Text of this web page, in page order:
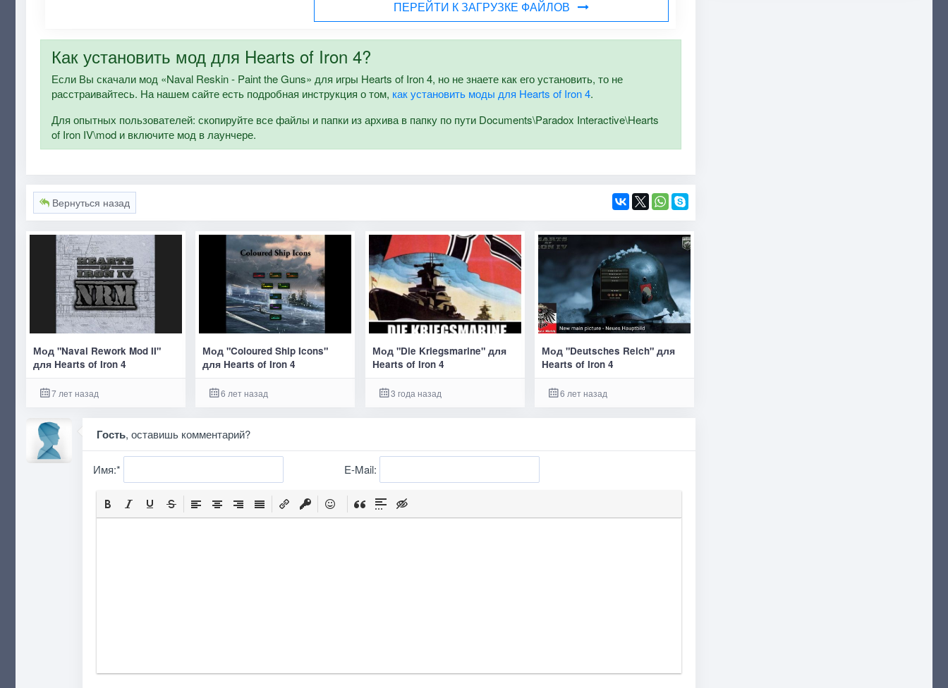
ПЕРЕЙТИ К ЗАГРУЗКЕ ФАЙЛОВ
Как установить мод для Hearts of Iron 4?
Если Вы скачали мод «Naval Reskin - Paint the Guns» для игры Hearts of Iron 4, но не знаете как его установить, то не
расстраивайтесь. На нашем сайте есть подробная инструкция о том, как установить моды для Hearts of Iron 4.
Для опытных пользователей: скопируйте все файлы и папки из архива в папку по пути Documents\Paradox Interactive\Hearts
of Iron IV\mod и включите мод в лаунчере.
Вернуться назад
Мод "Naval Rework Mod II"
для Hearts of Iron 4
7 лет назад
Мод "Coloured Ship Icons"
для Hearts of Iron 4
6 лет назад
Мод "Die Kriegsmarine" для
Hearts of Iron 4
3 года назад
Мод "Deutsches Reich" для
Hearts of Iron 4
6 лет назад
Гость, оставишь комментарий?
Имя:* E-Mail: